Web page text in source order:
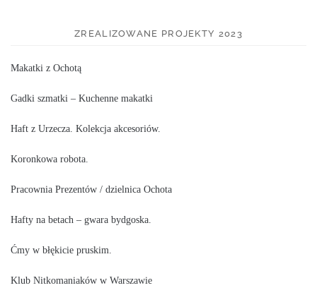
ZREALIZOWANE PROJEKTY 2023
Makatki z Ochotą
Gadki szmatki – Kuchenne makatki
Haft z Urzecza. Kolekcja akcesoriów.
Koronkowa robota.
Pracownia Prezentów / dzielnica Ochota
Hafty na betach – gwara bydgoska.
Ćmy w błękicie pruskim.
Klub Nitkomaniaków w Warszawie